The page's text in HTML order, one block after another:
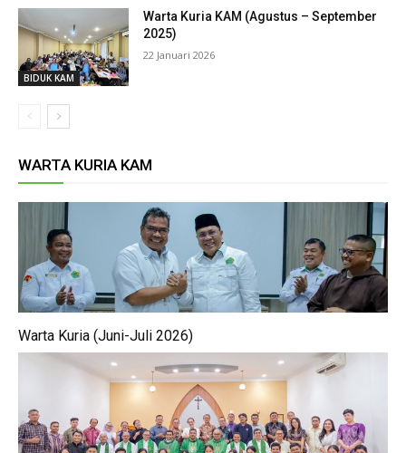
BIDUK KAM
Warta Kuria KAM (Agustus – September
2025)
22 Januari 2026
WARTA KURIA KAM
Warta Kuria (Juni-Juli 2026)